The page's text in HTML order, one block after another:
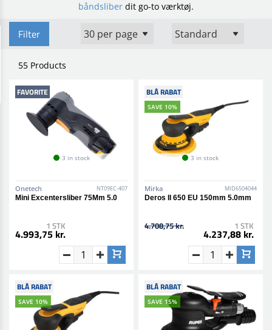
båndsliber dit go-to værktøj.
Filter
55 Products
FAVORITE
3 in stock
Onetech NT09EC-407
Mini Excentersliber 75Mm 5.0
1 STK
4.993,75 kr.
BLÅ RABAT
SAVE 10%
3 in stock
Mirka MID6504044
Deros II 650 EU 150mm 5.0mm
4.708,75 kr. 1 STK
4.237,88 kr.
BLÅ RABAT
SAVE 10%
BLÅ RABAT
SAVE 15%